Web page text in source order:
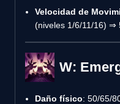
Velocidad de
(niveles 1/6/11/16) ⇒
W:
Daño físico: 50/65/